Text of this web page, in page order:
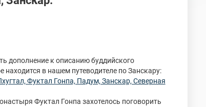
дополнение к описанию буддийского
в нашем путеводителе по Занскару:
Фуктал Гонпа, Падум, Занскар, Северная
Фуктал Гонпа захотелось поговорить